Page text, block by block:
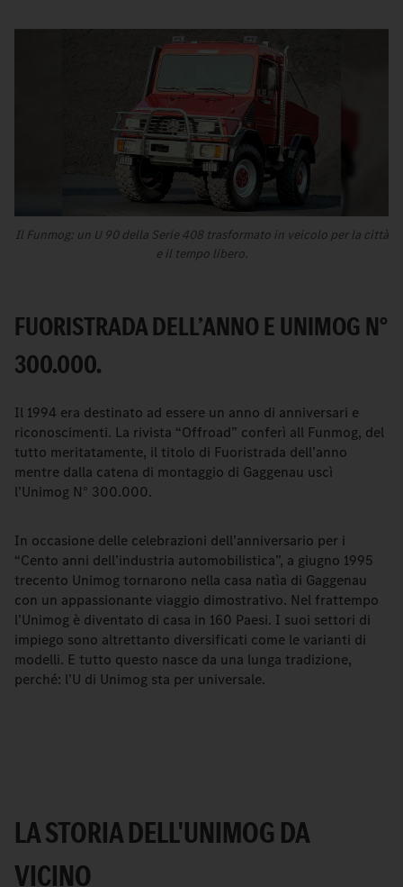
Il Funmog: un U 90 della Serie 408 trasformato in veicolo per la città
e il tempo libero.
FUORISTRADA DELL’ANNO E UNIMOG N°
300.000.
Il 1994 era destinato ad essere un anno di anniversari e
riconoscimenti. La rivista “Offroad” conferì all Funmog, del
tutto meritatamente, il titolo di Fuoristrada dell’anno
mentre dalla catena di montaggio di Gaggenau uscì
l’Unimog N° 300.000.
In occasione delle celebrazioni dell’anniversario per i
“Cento anni dell’industria automobilistica”, a giugno 1995
trecento Unimog tornarono nella casa natìa di Gaggenau
con un appassionante viaggio dimostrativo. Nel frattempo
l’Unimog è diventato di casa in 160 Paesi. I suoi settori di
impiego sono altrettanto diversificati come le varianti di
modelli. E tutto questo nasce da una lunga tradizione,
perché: l’U di Unimog sta per universale.
LA STORIA DELL'UNIMOG DA
VICINO